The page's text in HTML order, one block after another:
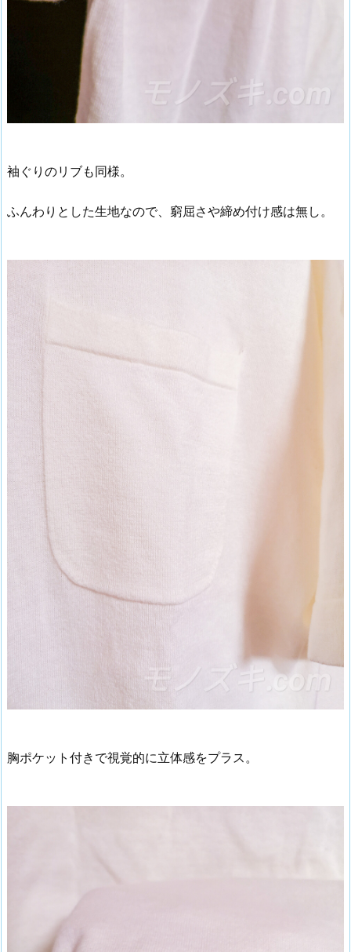
袖ぐりのリブも同様。
ふんわりとした生地なので、窮屈さや締め付け感は無し。
胸ポケット付きで視覚的に立体感をプラス。